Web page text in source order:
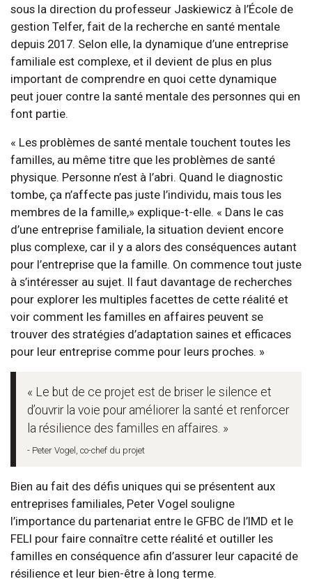
sous la direction du professeur Jaskiewicz à l’École de
gestion Telfer, fait de la recherche en santé mentale
depuis 2017. Selon elle, la dynamique d’une entreprise
familiale est complexe, et il devient de plus en plus
important de comprendre en quoi cette dynamique
peut jouer contre la santé mentale des personnes qui en
font partie.
« Les problèmes de santé mentale touchent toutes les
familles, au même titre que les problèmes de santé
physique. Personne n’est à l’abri. Quand le diagnostic
tombe, ça n’affecte pas juste l’individu, mais tous les
membres de la famille,» explique-t-elle. « Dans le cas
d’une entreprise familiale, la situation devient encore
plus complexe, car il y a alors des conséquences autant
pour l’entreprise que la famille. On commence tout juste
à s’intéresser au sujet. Il faut davantage de recherches
pour explorer les multiples facettes de cette réalité et
voir comment les familles en affaires peuvent se
trouver des stratégies d’adaptation saines et efficaces
pour leur entreprise comme pour leurs proches. »
« Le but de ce projet est de briser le silence et
d’ouvrir la voie pour améliorer la santé et renforcer
la résilience des familles en affaires. »
- Peter Vogel, co-chef du projet
Bien au fait des défis uniques qui se présentent aux
entreprises familiales, Peter Vogel souligne
l’importance du partenariat entre le GFBC de l’IMD et le
FELI pour faire connaître cette réalité et outiller les
familles en conséquence afin d’assurer leur capacité de
résilience et leur bien-être à long terme.